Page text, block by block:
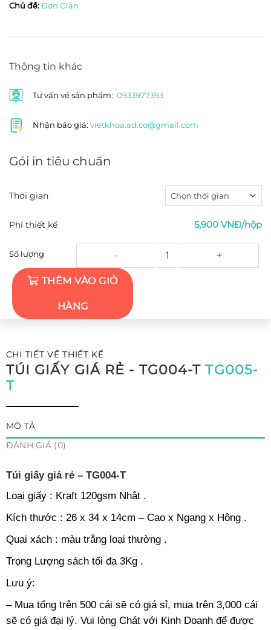
Chủ đề:Đơn Giản
Thông tin khác
Tư vấn về sản phẩm: 0933977393
Nhận báo giá: vietkhoa.ad.co@gmail.com
Gói in tiêu chuẩn
Thời gian
Phí thiết kế 5,900 VNĐ/hộp
Số lượng Túi giấy giá rẻ - TG004-T số lượng
THÊM VÀO GIỎ
HÀNG
CHI TIẾT VỀ THIẾT KẾ
TÚI GIẤY GIÁ RẺ - TG004-TTG005-
T
MÔ TẢ
ĐÁNH GIÁ (0)
Túi giấy giá rẻ – TG004-T
Loại giấy : Kraft 120gsm Nhật .
Kích thước : 26 x 34 x 14cm – Cao x Ngang x Hông .
Quai xách : màu trắng loại thường .
Trọng Lượng sách tối đa 3Kg .
Lưu ý:
– Mua tổng trên 500 cái sẽ có giá sỉ, mua trên 3,000 cái
sẽ có giá đại lý. Vui lòng Chát với Kinh Doanh để được